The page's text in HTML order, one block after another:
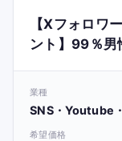
【Xフォロワ
ント】99％男
業種
SNS・Youtube
希望価格